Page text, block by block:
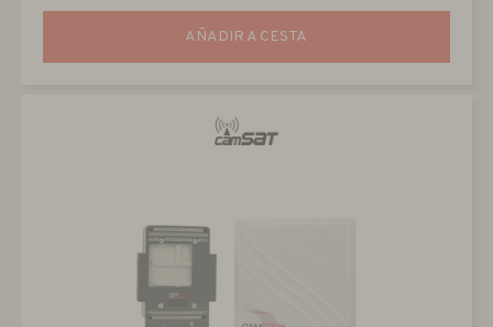
AÑADIR A CESTA